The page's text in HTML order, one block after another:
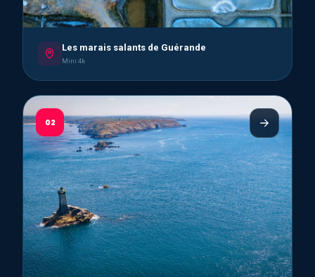
Les marais salants de Guérande
Mini 4k
02